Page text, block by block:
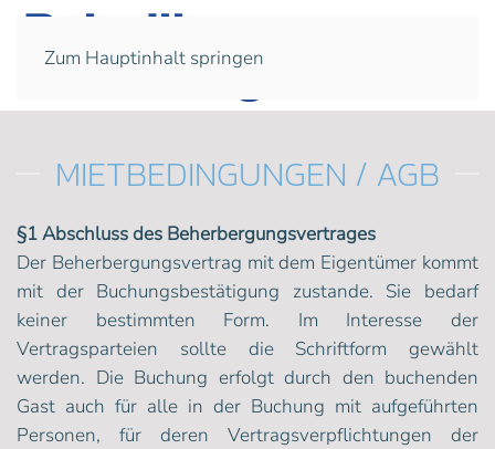
Zum Hauptinhalt springen
MIETBEDINGUNGEN / AGB
§1 Abschluss des Beherbergungsvertrages
Der Beherbergungsvertrag mit dem Eigentümer kommt
mit der Buchungsbestätigung zustande. Sie bedarf
keiner bestimmten Form. Im Interesse der
Vertragsparteien sollte die Schriftform gewählt
werden. Die Buchung erfolgt durch den buchenden
Gast auch für alle in der Buchung mit aufgeführten
Personen, für deren Vertragsverpflichtungen der